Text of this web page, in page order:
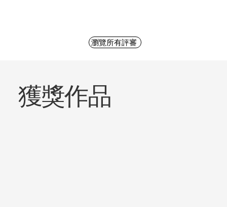
瀏覽所有評審
獲獎作品